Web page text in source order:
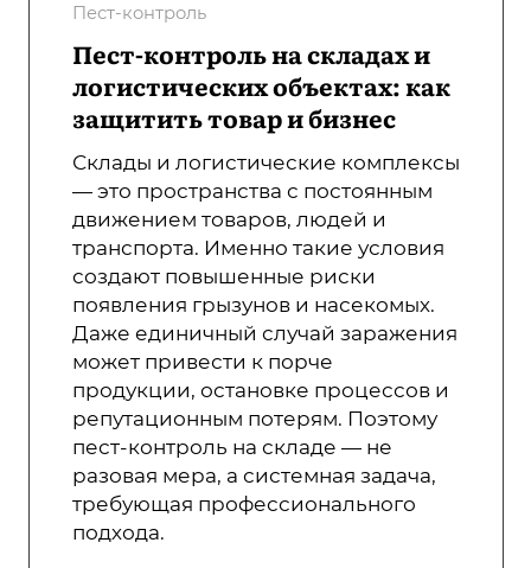
Пест-контроль
Пест-контроль на складах и
логистических объектах: как
защитить товар и бизнес
Склады и логистические комплексы
— это пространства с постоянным
движением товаров, людей и
транспорта. Именно такие условия
создают повышенные риски
появления грызунов и насекомых.
Даже единичный случай заражения
может привести к порче
продукции, остановке процессов и
репутационным потерям. Поэтому
пест-контроль на складе — не
разовая мера, а системная задача,
требующая профессионального
подхода.